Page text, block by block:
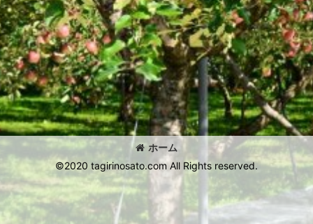
ホーム
©2020 tagirinosato.com All Rights reserved.